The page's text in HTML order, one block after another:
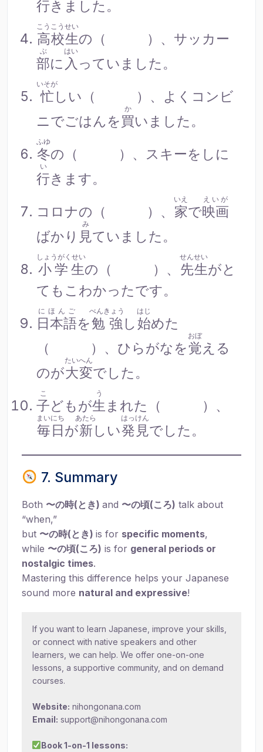
行きました。
高校生
こうこうせい
の（ ）、サッカー
部
ぶ
に 入
はい
っていました。
忙
いそが
しい（ ）、よくコンビ
ニでごはんを買
か
いました。
冬
ふゆ
の（ ）、スキーをしに
行
い
きます。
コロナの（ ）、 家
いえ
で映画
えいが
ばかり 見
み
ていました。
小学生
しょうがくせい
の（ ）、 先生
せんせい
がと
てもこわかったです。
日本語
にほんご
を勉強
べんきょう
し 始
はじ
めた
（ ）、ひらがなを覚
おぼ
える
のが大変
たいへん
でした。
子
こ
どもが生
う
まれた（ ）、
毎日
まいにち
が新
あたら
しい発見
はっけん
でした。
7. Summary
Both 〜の時(とき) and 〜の頃(ころ) talk about
“when,”
but 〜の時(とき) is for specific moments,
while 〜の頃(ころ) is for general periods or
nostalgic times.
Mastering this difference helps your Japanese
sound more natural and expressive!
If you want to learn Japanese, improve your skills,
or connect with native speakers and other
learners, we can help. We offer one-on-one
lessons, a supportive community, and on demand
courses.
Website: nihongonana.com
Email: support@nihongonana.com
Book 1-on-1 lessons: